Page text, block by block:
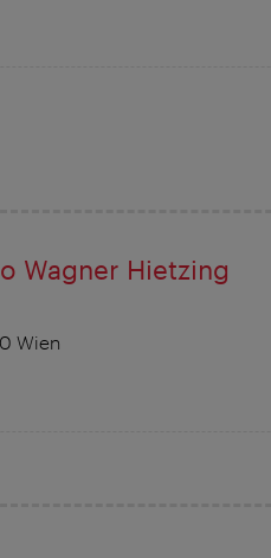
Wagner Hietzing
Wien